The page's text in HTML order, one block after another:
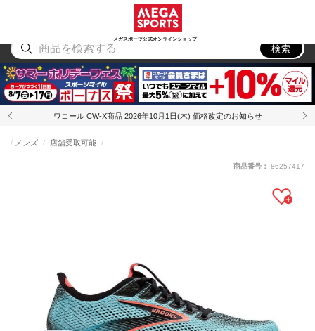
メガスポーツ公式オンラインショップ
アウトドア
検索
ワコール CW-X商品 2026年10月1日(木) 価格改定のお知らせ
メンズ 店舗受取可能
商品番号： 86257417